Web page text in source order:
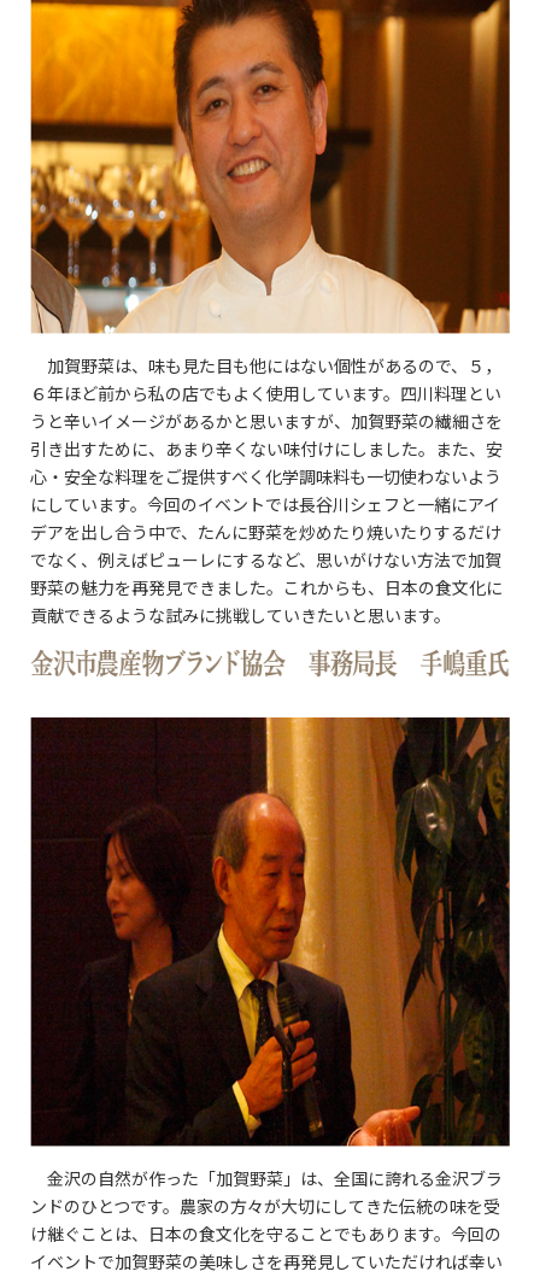
加賀野菜は、味も見た目も他にはない個性があるので、５，
６年ほど前から私の店でもよく使用しています。四川料理とい
うと辛いイメージがあるかと思いますが、加賀野菜の繊細さを
引き出すために、あまり辛くない味付けにしました。また、安
心・安全な料理をご提供すべく化学調味料も一切使わないよう
にしています。今回のイベントでは長谷川シェフと一緒にアイ
デアを出し合う中で、たんに野菜を炒めたり焼いたりするだけ
でなく、例えばピューレにするなど、思いがけない方法で加賀
野菜の魅力を再発見できました。これからも、日本の食文化に
貢献できるような試みに挑戦していきたいと思います。
金沢の自然が作った「加賀野菜」は、全国に誇れる金沢ブラ
ンドのひとつです。農家の方々が大切にしてきた伝統の味を受
け継ぐことは、日本の食文化を守ることでもあります。今回の
イベントで加賀野菜の美味しさを再発見していただければ幸い